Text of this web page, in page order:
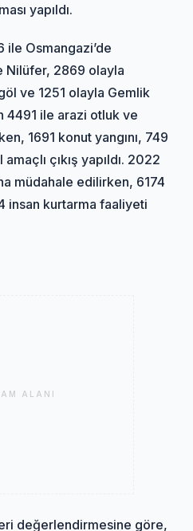
yapıldı.
ile Osmangazi’de
Nilüfer, 2869 olayla
ve 1251 olayla Gemlik
4491 ile arazi otluk ve
1691 konut yangını, 749
çıkış yapıldı. 2022
müdahale edilirken, 6174
insan kurtarma faaliyeti
ALANI
değerlendirmesine göre,